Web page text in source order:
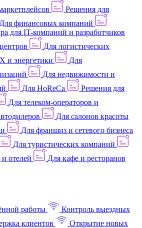
Решения для
Для финансовых компаний
для IT-компаний и разработчиков
Для логистических
и энергетики
Для
Для недвижимости и
Для HoReCa
Решения для
Для телеком-операторов и
Для салонов красоты
Для франшиз и сетевого бизнеса
Для туристических компаний
отелей
Для кафе и ресторанов
работы
Контроль выездных
клиентов
Открытие новых